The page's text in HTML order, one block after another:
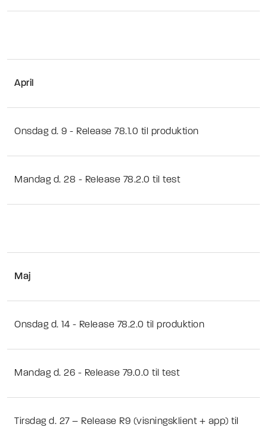
April
Onsdag d. 9 - Release 78.1.0 til produktion
Mandag d. 28 - Release 78.2.0 til test
Maj
Onsdag d. 14 - Release 78.2.0 til produktion
Mandag d. 26 - Release 79.0.0 til test
Tirsdag d. 27 – Release R9 (visningsklient + app) til